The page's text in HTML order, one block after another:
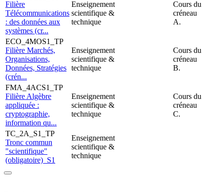
Filière
Télécommunications
: des données aux
systèmes (cr...
Enseignement
scientifique &
technique
Cours du
créneau
A.
ECO_4MOS1_TP
Filière Marchés,
Organisations,
Données, Stratégies
(crén...
Enseignement
scientifique &
technique
Cours du
créneau
B.
FMA_4ACS1_TP
Filière Algèbre
appliquée :
cryptographie,
information qu...
Enseignement
scientifique &
technique
Cours du
créneau
C.
TC_2A_S1_TP
Tronc commun
"scientifique"
(obligatoire)_S1
Enseignement
scientifique &
technique